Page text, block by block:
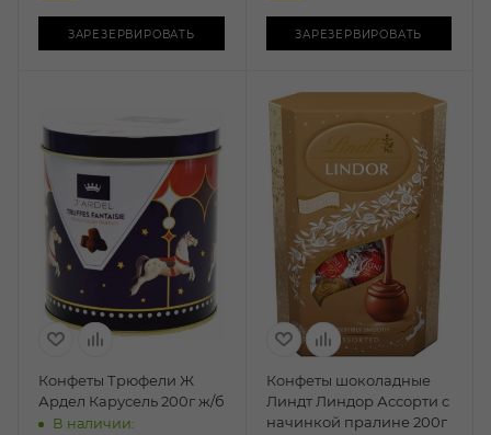
ЗАРЕЗЕРВИРОВАТЬ ЗАРЕЗЕРВИРОВАТЬ
Конфеты Трюфели Ж
Ардел Карусель 200г ж/б
В наличии:
Конфеты шоколадные
Линдт Линдор Ассорти с
начинкой пралине 200г